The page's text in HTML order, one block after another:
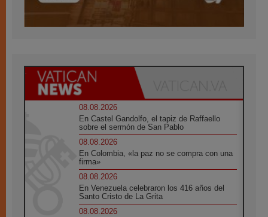
08.08.2026
En Castel Gandolfo, el tapiz de Raffaello
sobre el sermón de San Pablo
08.08.2026
En Colombia, «la paz no se compra con una
firma»
08.08.2026
En Venezuela celebraron los 416 años del
Santo Cristo de La Grita
08.08.2026